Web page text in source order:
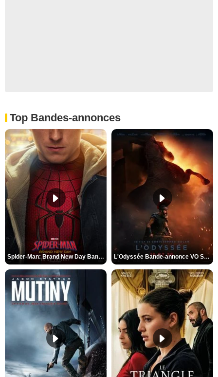
Top Bandes-annonces
Spider-Man: Brand New Day Bande-annonce VO STFR L'Odyssée Bande-annonce VO STFR